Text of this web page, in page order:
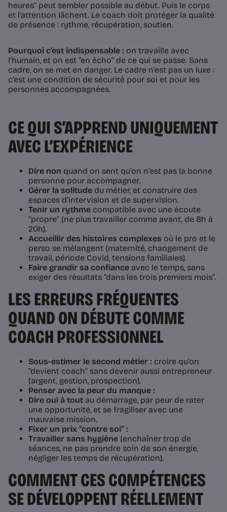
heures” peut sembler possible au début. Puis le corps
et l’attention lâchent. Le coach doit protéger la qualité
de présence : rythme, récupération, soutien.
Pourquoi c’est indispensable : on travaille avec
l’humain, et on est “en écho” de ce qui se passe. Sans
cadre, on se met en danger. Le cadre n’est pas un luxe :
c’est une condition de sécurité pour soi et pour les
personnes accompagnées.
CE QUI S’APPREND UNIQUEMENT
AVEC L’EXPÉRIENCE
Dire non quand on sent qu’on n’est pas la bonne
personne pour accompagner.
Gérer la solitude du métier, et construire des
espaces d’intervision et de supervision.
Tenir un rythme compatible avec une écoute
“propre” (ne plus travailler comme avant, de 8h à
20h).
Accueillir des histoires complexes où le pro et le
perso se mélangent (maternité, changement de
travail, période Covid, tensions familiales).
Faire grandir sa confiance avec le temps, sans
exiger des résultats “dans les trois premiers mois”.
LES ERREURS FRÉQUENTES
QUAND ON DÉBUTE COMME
COACH PROFESSIONNEL
Sous-estimer le second métier : croire qu’on
“devient coach” sans devenir aussi entrepreneur
(argent, gestion, prospection).
Penser avec la peur du manque :
Dire oui à tout au démarrage, par peur de rater
une opportunité, et se fragiliser avec une
mauvaise mission.
Fixer un prix “contre soi” :
Travailler sans hygiène (enchaîner trop de
séances, ne pas prendre soin de son énergie,
négliger les temps de récupération).
COMMENT CES COMPÉTENCES
SE DÉVELOPPENT RÉELLEMENT